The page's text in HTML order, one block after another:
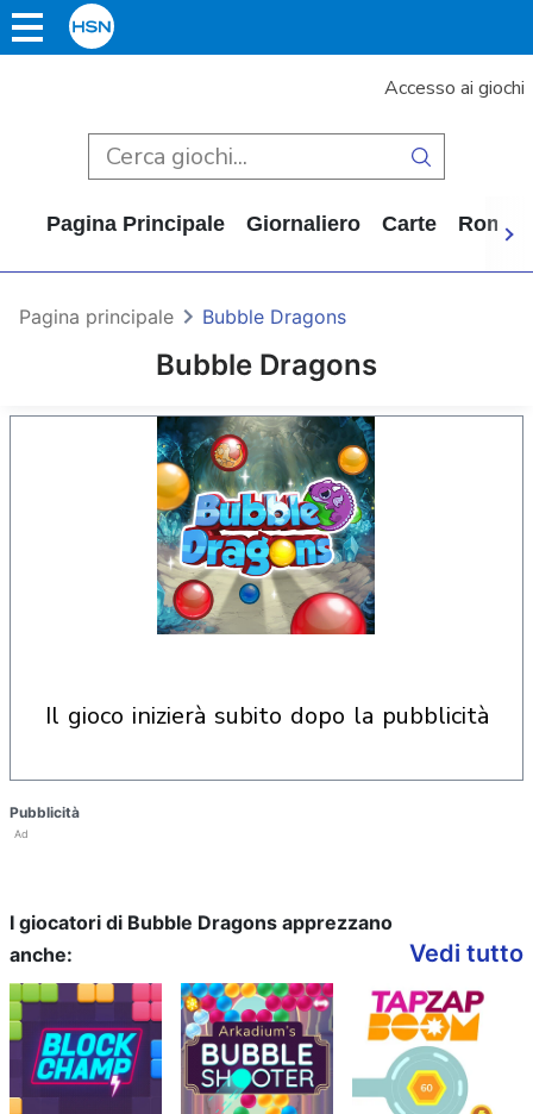
Accesso ai giochi
Pagina Principale Giornaliero Carte
Bubble Dragons
Pagina principale Bubble Dragons
il gioco inizierà subito dopo la pubblicità
Pubblicità
Ad
I giocatori di Bubble Dragons apprezzano
anche:
Vedi tutto